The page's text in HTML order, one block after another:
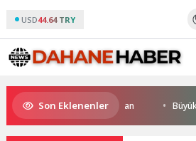
USD44.64 TRY
Son Eklenenler
start Başkan Büyükakın’dan